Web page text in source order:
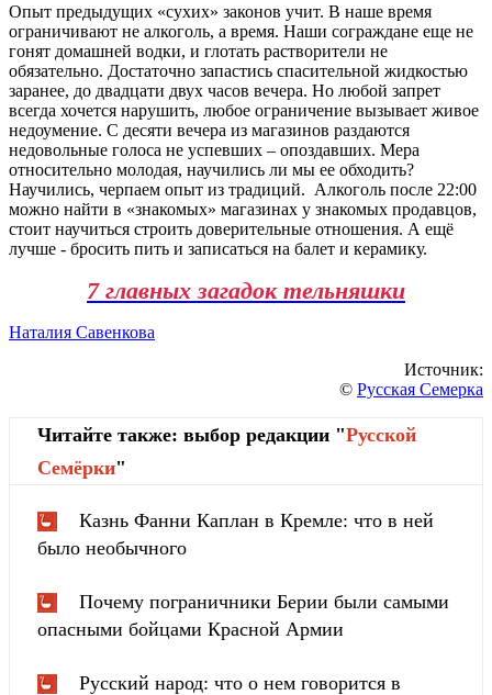
Опыт предыдущих «сухих» законов учит. В наше время
ограничивают не алкоголь, а время. Наши сограждане еще не
гонят домашней водки, и глотать растворители не
обязательно. Достаточно запастись спасительной жидкостью
заранее, до двадцати двух часов вечера. Но любой запрет
всегда хочется нарушить, любое ограничение вызывает живое
недоумение. С десяти вечера из магазинов раздаются
недовольные голоса не успевших – опоздавших. Мера
относительно молодая, научились ли мы ее обходить?
Научились, черпаем опыт из традиций. Алкоголь после 22:00
можно найти в «знакомых» магазинах у знакомых продавцов,
стоит научиться строить доверительные отношения. А ещё
лучше - бросить пить и записаться на балет и керамику.
7 главных загадок тельняшки
Наталия Савенкова
Источник:
© Русская Семерка
Читайте также: выбор редакции "Русской
Cемёрки"
Казнь Фанни Каплан в Кремле: что в ней
было необычного
Почему пограничники Берии были самыми
опасными бойцами Красной Армии
Русский народ: что о нем говорится в